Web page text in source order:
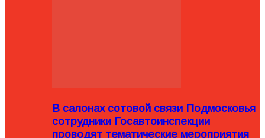
В салонах сотовой связи Подмосковья
сотрудники Госавтоинспекции
проводят тематические мероприятия